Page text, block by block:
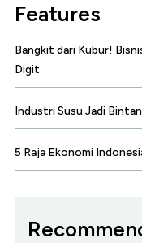
Features
Bangkit dari Kubur!
Digit
Industri Susu Jadi
5 Raja Ekonomi